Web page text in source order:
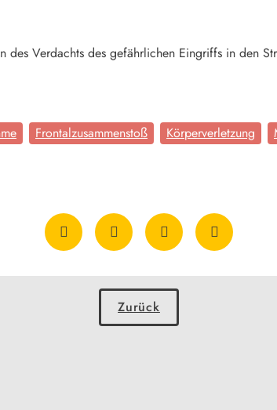
des Verdachts des gefährlichen Eingriffs in den
Frontalzusammenstoß Körperverletzung
Zurück